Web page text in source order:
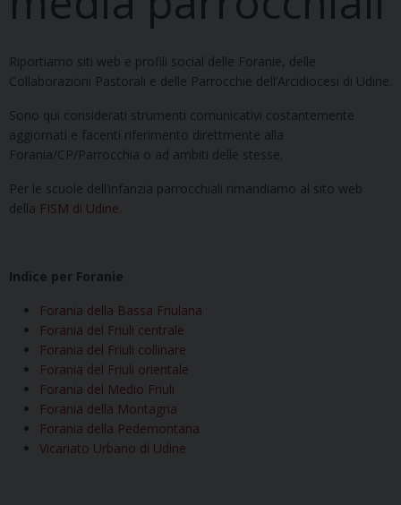
Riportiamo siti web e profili social delle Foranie, delle
Collaborazioni Pastorali e delle Parrocchie dell’Arcidiocesi di Udine.
Sono qui considerati strumenti comunicativi costantemente
aggiornati e facenti riferimento direttmente alla
Forania/CP/Parrocchia o ad ambiti delle stesse.
Per le scuole dell’infanzia parrocchiali rimandiamo al sito web
della FISM di Udine
Indice per Foranie
Forania della Bassa Friulana
Forania del Friuli centrale
Forania del Friuli collinare
Forania del Friuli orientale
Forania del Medio Friuli
Forania della Montagna
Forania della Pedemontana
Vicariato Urbano di Udine